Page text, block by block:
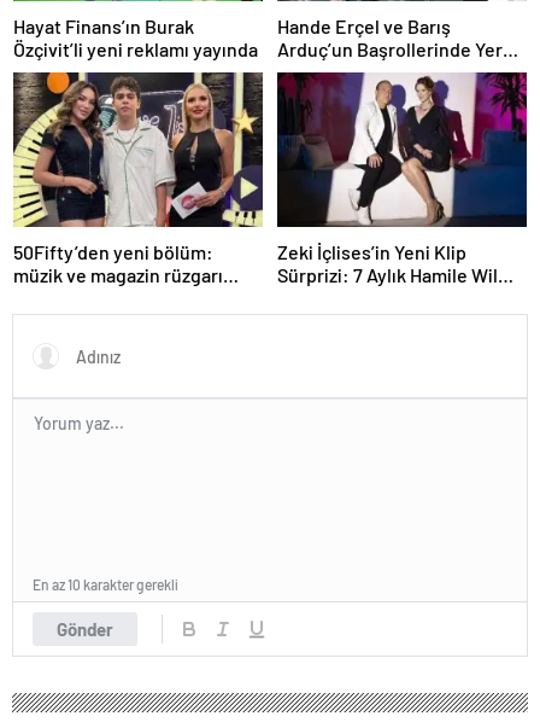
Hayat Finans’ın Burak
Özçivit’li yeni reklamı yayında
Hande Erçel ve Barış
Arduç’un Başrollerinde Yer
Aldığı ‘Aşkı Hatırla’ Dizisinin
Tüm Bölümleri Şimdi
Disney+’ta Yayında!
50Fifty’den yeni bölüm:
müzik ve magazin rüzgarı
Zeki İçlises’in Yeni Klip
Sürprizi: 7 Aylık Hamile Wilma
Gönder
En az 10 karakter gerekli